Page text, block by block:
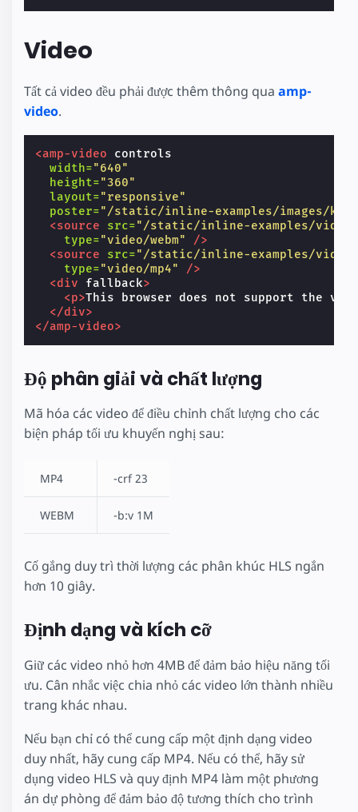
Video
Tất cả video đều phải được thêm thông qua amp-
video.
<amp-video
controls
width="640"
height="360"
layout="responsive"
poster="/static/inline-examples/images/
<source
src="/static/inline-examples/
type="video/webm"
/>
<source
src="/static/inline-examples/
type="video/mp4"
/>
<div
fallback>
<p>This browser does not support the
</div>
</amp-video>
Độ phân giải và chất lượng
Mã hóa các video để điều chỉnh chất lượng cho các
biện pháp tối ưu khuyến nghị sau:
MP4 -crf 23
WEBM -b:v 1M
Cố gắng duy trì thời lượng các phân khúc HLS ngắn
hơn 10 giây.
Định dạng và kích cỡ
Giữ các video nhỏ hơn 4MB để đảm bảo hiệu năng tối
ưu. Cân nhắc việc chia nhỏ các video lớn thành nhiều
trang khác nhau.
Nếu bạn chỉ có thể cung cấp một định dạng video
duy nhất, hãy cung cấp MP4. Nếu có thể, hãy sử
dụng video HLS và quy định MP4 làm một phương
án dự phòng để đảm bảo độ tương thích cho trình